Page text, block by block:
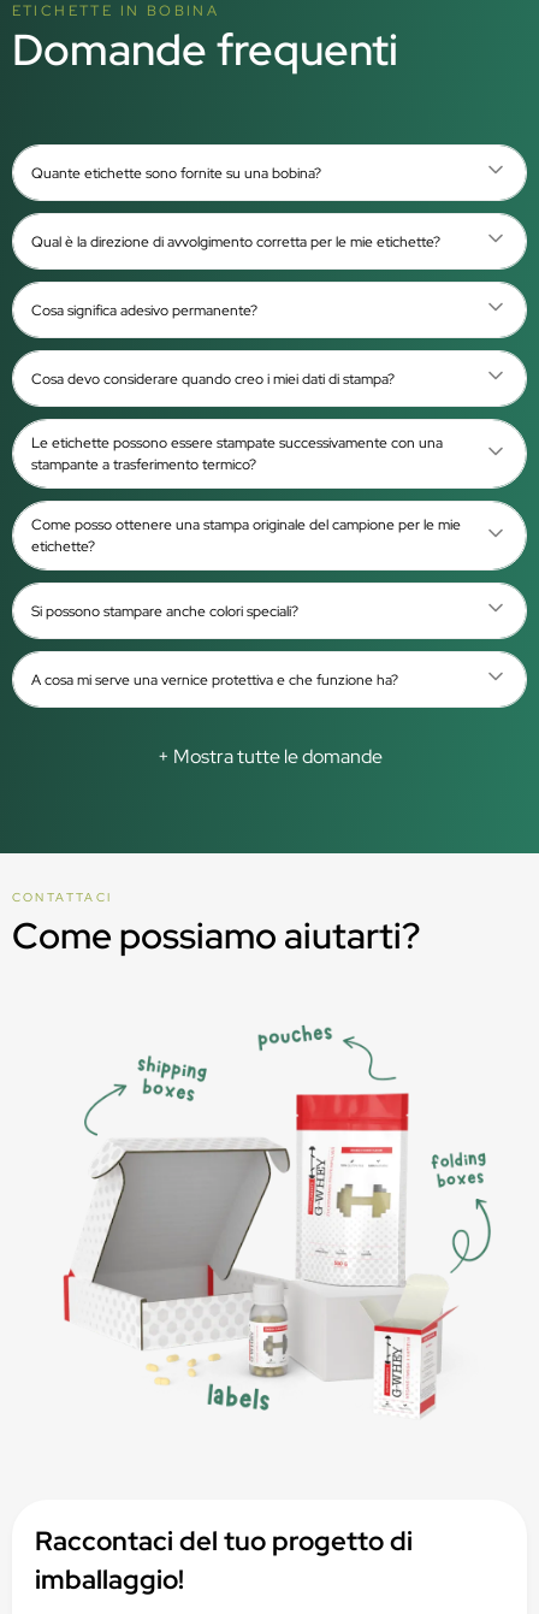
ETICHETTE IN BOBINA
Domande frequenti
Quante etichette sono fornite su una bobina?
Qual è la direzione di avvolgimento corretta per le mie etichette?
Cosa significa adesivo permanente?
Cosa devo considerare quando creo i miei dati di stampa?
Le etichette possono essere stampate successivamente con una
stampante a trasferimento termico?
Come posso ottenere una stampa originale del campione per le mie
etichette?
Si possono stampare anche colori speciali?
A cosa mi serve una vernice protettiva e che funzione ha?
+ Mostra tutte le domande
CONTATTACI
Come possiamo aiutarti?
Raccontaci del tuo progetto di
imballaggio!